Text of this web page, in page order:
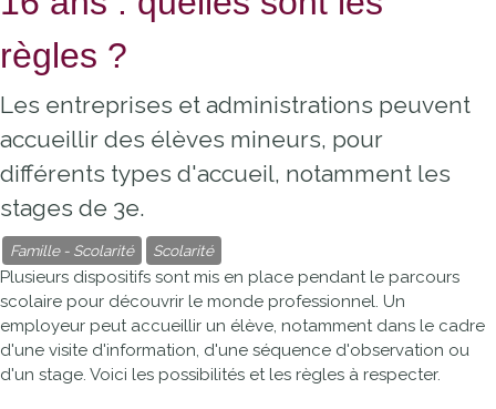
règles ?
Les entreprises et administrations peuvent
accueillir des élèves mineurs, pour
différents types d'accueil, notamment les
stages de 3e.
Famille - Scolarité Scolarité
Plusieurs dispositifs sont mis en place pendant le parcours
scolaire pour découvrir le monde professionnel. Un
employeur peut accueillir un élève, notamment dans le cadre
d'une visite d'information, d'une séquence d'observation ou
d'un stage. Voici les possibilités et les règles à respecter.